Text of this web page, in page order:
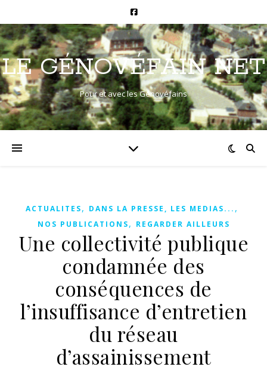
LE GÉNOVÉFAIN NET
Pour et avec les Génovéfains
ACTUALITES, DANS LA PRESSE, LES MEDIAS... ,
NOS PUBLICATIONS, REGARDER AILLEURS
Une collectivité publique
condamnée des
conséquences de
l’insuffisance d’entretien
du réseau
d’assainissement